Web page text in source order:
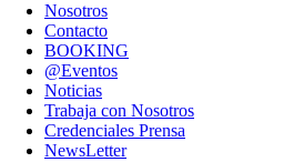
Nosotros
Contacto
BOOKING
@Eventos
Noticias
Trabaja con Nosotros
Credenciales Prensa
NewsLetter